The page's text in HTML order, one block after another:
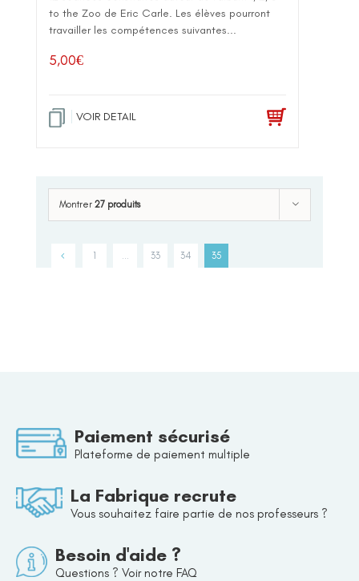
to the Zoo de Eric Carle. Les élèves pourront
travailler les compétences suivantes...
5,00€
VOIR DETAIL
Montrer 27 produits
1 33 34 35
Paiement sécurisé
Plateforme de paiement multiple
La Fabrique recrute
Vous souhaitez faire partie de nos professeurs ?
Besoin d'aide ?
Questions ? Voir notre FAQ